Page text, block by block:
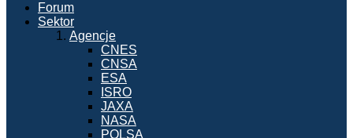
Forum
Sektor
Agencje
CNES
CNSA
ESA
ISRO
JAXA
NASA
POLSA